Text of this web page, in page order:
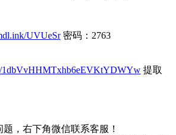
UVUeSr密码：2763
1dbVvHHMTxhb6eEVKtYDWYw 提取
，右下角微信联系客服！